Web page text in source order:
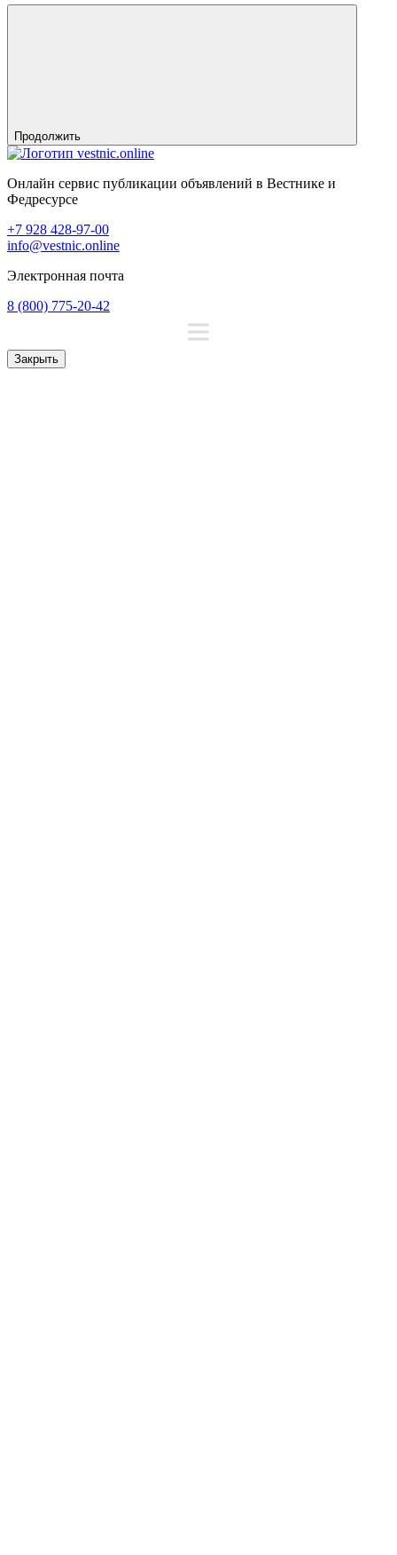
Продолжить
Онлайн сервис публикации объявлений в Вестнике и
Федресурсе
+7 928 428-97-00
info@vestnic.online
Электронная почта
8 (800) 775-20-42
Закрыть